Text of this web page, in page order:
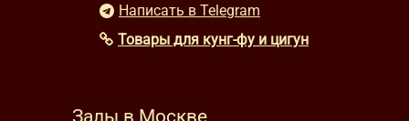
Написать в Telegram
Товары для кунг-фу и цигун
Залы в Москве